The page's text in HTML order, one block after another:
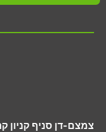
צמצם-דן סניף קניון